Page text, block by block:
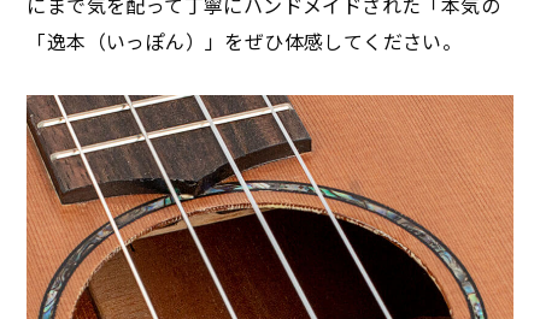
「逸本（いっぽん）」をぜひ体感してください。